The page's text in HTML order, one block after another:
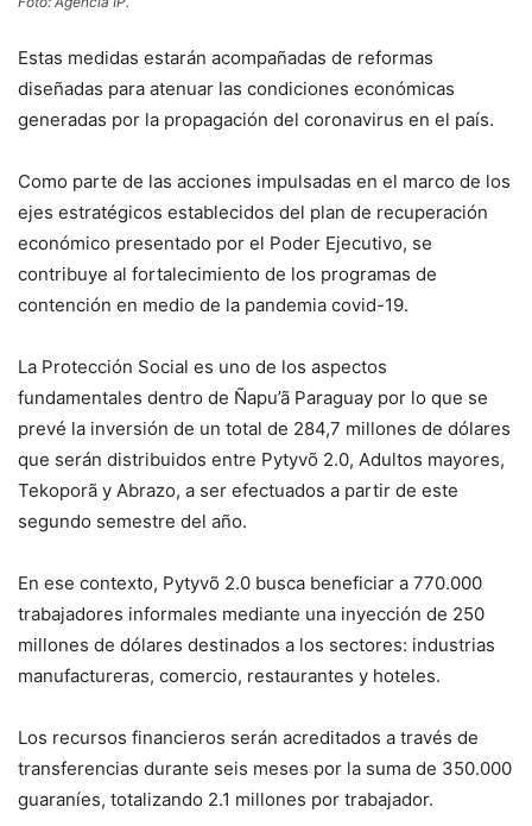
Estas medidas estarán acompañadas de reformas
diseñadas para atenuar las condiciones económicas
generadas por la propagación del coronavirus en el país.
Como parte de las acciones impulsadas en el marco de los
ejes estratégicos establecidos del plan de recuperación
económico presentado por el Poder Ejecutivo, se
contribuye al fortalecimiento de los programas de
contención en medio de la pandemia covid-19.
La Protección Social es uno de los aspectos
fundamentales dentro de Ñapu’ã Paraguay por lo que se
prevé la inversión de un total de 284,7 millones de dólares
que serán distribuidos entre Pytyvõ 2.0, Adultos mayores,
Tekoporã y Abrazo, a ser efectuados a partir de este
segundo semestre del año.
En ese contexto, Pytyvõ 2.0 busca beneficiar a 770.000
trabajadores informales mediante una inyección de 250
millones de dólares destinados a los sectores: industrias
manufactureras, comercio, restaurantes y hoteles.
Los recursos financieros serán acreditados a través de
transferencias durante seis meses por la suma de 350.000
guaraníes, totalizando 2.1 millones por trabajador.